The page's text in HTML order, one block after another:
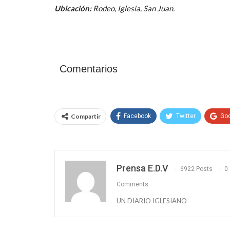
Ubicación:Rodeo, Iglesia, San Juan.
Comentarios
Compartir Facebook Twitter
Prensa E.D.V 6922 Posts 0
Comments
UN DIARIO IGLESIANO